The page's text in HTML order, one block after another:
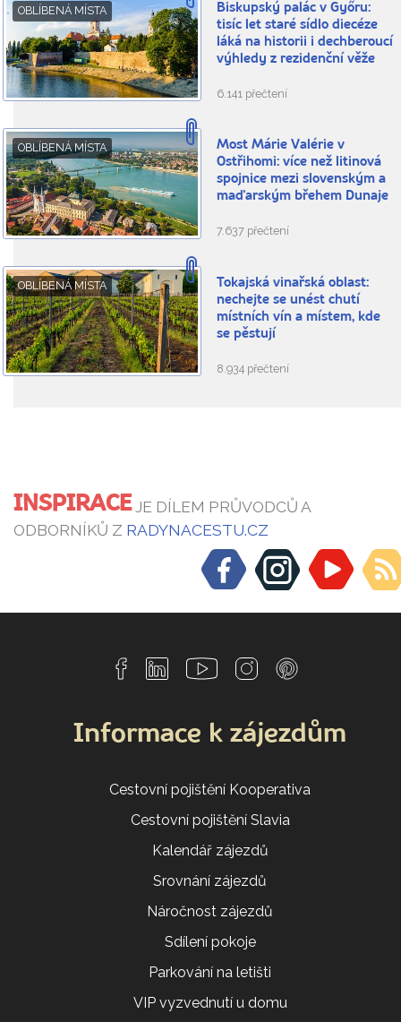
OBLÍBENÁ MÍSTA
Biskupský palác v Győru:
tisíc let staré sídlo diecéze
láká na historii i dechberoucí
výhledy z rezidenční věže
6.141 přečtení
OBLÍBENÁ MÍSTA
Most Márie Valérie v
Ostřihomi: více než litinová
spojnice mezi slovenským a
maďarským břehem Dunaje
7.637 přečtení
OBLÍBENÁ MÍSTA
Tokajská vinařská oblast:
nechejte se unést chutí
místních vín a místem, kde
se pěstují
8.934 přečtení
INSPIRACEJE DÍLEM PRŮVODCŮ A
ODBORNÍKŮ Z RADYNACESTU.CZ
Informace k zájezdům
Cestovní pojištění Kooperativa
Cestovní pojištění Slavia
Kalendář zájezdů
Srovnání zájezdů
Náročnost zájezdů
Sdílení pokoje
Parkování na letišti
VIP vyzvednutí u domu